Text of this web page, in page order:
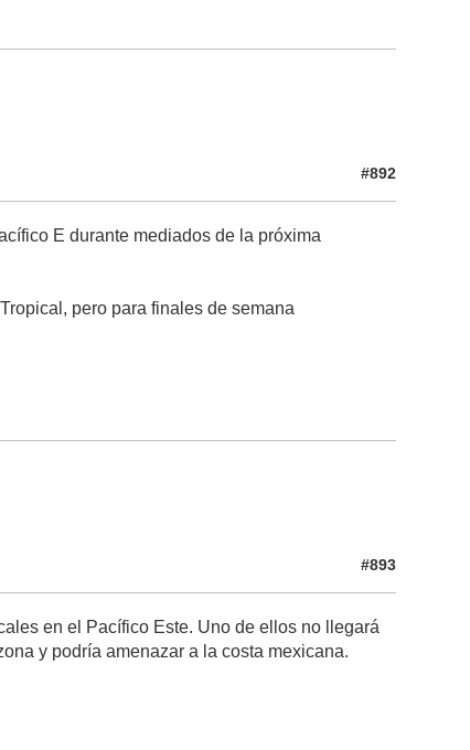
#892
E durante mediados de la próxima
pero para finales de semana
#893
en el Pacífico Este. Uno de ellos no llegará
y podría amenazar a la costa mexicana.